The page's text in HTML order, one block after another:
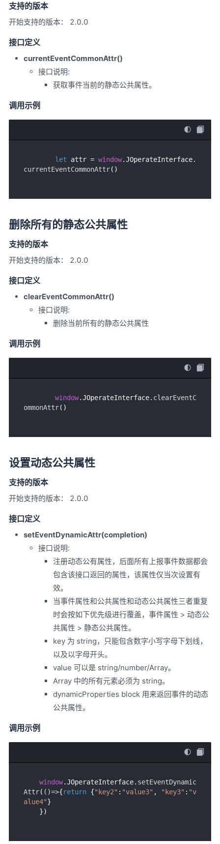
支持的版本
开始支持的版本： 2.0.0
接口定义
currentEventCommonAttr()
接口说明:
获取事件当前的静态公共属性。
调用示例
let attr = window.JOperateInterface.
currentEventCommonAttr
删除所有的静态公共属性
支持的版本
开始支持的版本： 2.0.0
接口定义
clearEventCommonAttr()
接口说明:
删除当前所有的静态公共属性
调用示例
window.JOperateInterface. clearEventC
ommonAttr
设置动态公共属性
支持的版本
开始支持的版本： 2.0.0
接口定义
setEventDynamicAttr(completion)
接口说明:
注册动态公有属性，后面所有上报事件数据都会
包含该接口返回的属性，该属性仅当次设置有
效。
当事件属性和公共属性和动态公共属性三者重复
时会按如下优先级进行覆盖，事件属性 > 动态公
共属性 > 静态公共属性。
key 为 string，只能包含数字小写字母下划线，
以及以字母开头。
value 可以是 string/number/Array。
Array 中的所有元素必须为 string。
dynamicProperties block 用来返回事件的动态
公共属性。
调用示例
window.JOperateInterface. setEventDynamic
Attr( ()=>{return {"key2" : "value3" , "key3" : "v
alue4"}